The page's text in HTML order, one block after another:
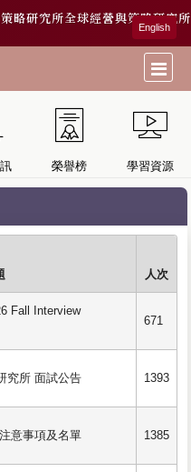
略研究所全球經營與策略研究所
English
榮譽榜 學習資源
人次
Fall Interview
671
究所 面試公告 1393
意事項及名單 1385